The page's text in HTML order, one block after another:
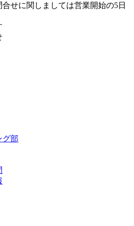
せに関しましては営業開始の5日
グ部